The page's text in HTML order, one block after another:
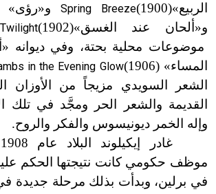
الربيع»(1900
)
Spring Breezeو«رؤى»
و« ألحان عند الغسق»(1902
)
موضوعات محلية بحتة، وفي ديوانه
المساء» (1906
)
in the Evening Glow
الشعر السويدي مزيجاً من الأوزان
القديمة والشعر الحر ومجَّد في تلك
وإله الخمر ديونيسوس والفكر والروح.
موظف حكومي كانت نتيجتها الحكم
في برلين، وبدأت بذلك مرحلة جديدة في